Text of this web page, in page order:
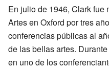
En julio de 1946, Clark fue
Artes en Oxford por tres
conferencias públicas al
de las bellas artes.
en uno de los